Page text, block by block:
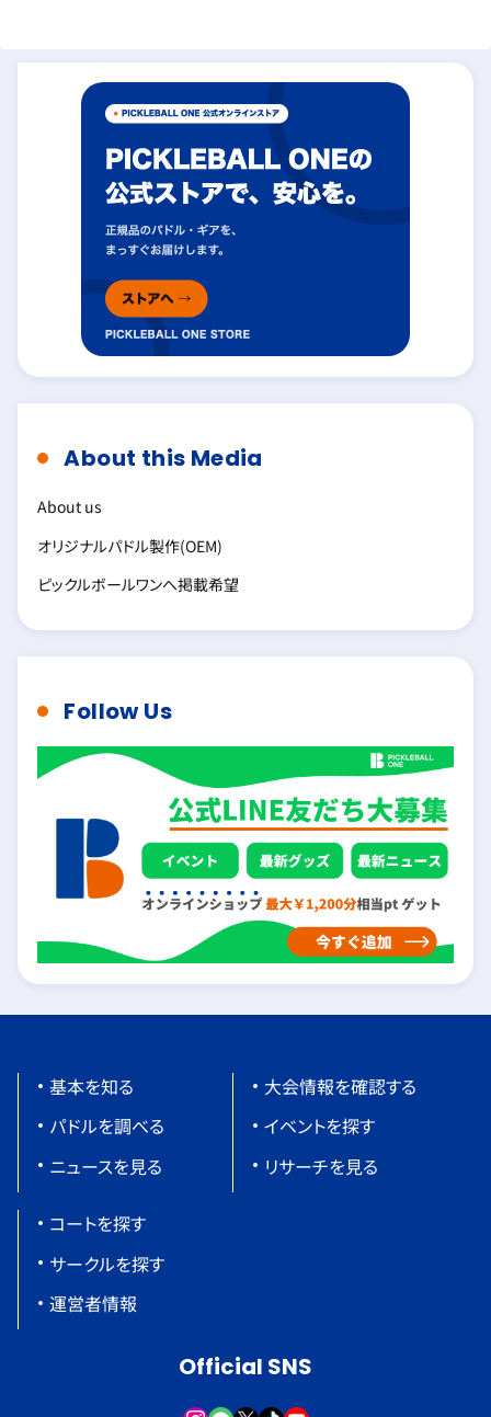
About this Media
About us
オリジナルパドル製作(OEM)
ピックルボールワンへ掲載希望
Follow Us
基本を知る
パドルを調べる
ニュースを見る
大会情報を確認する
イベントを探す
リサーチを見る
コートを探す
サークルを探す
運営者情報
Official SNS